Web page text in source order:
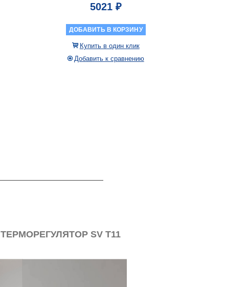
5021 ₽
ДОБАВИТЬ В КОРЗИНУ
Купить в один клик
Добавить к сравнению
ТЕРМОРЕГУЛЯТОР SV T11